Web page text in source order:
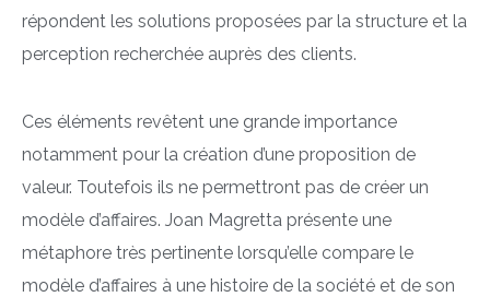
répondent les solutions proposées par la structure et la
perception recherchée auprès des clients.
Ces éléments revêtent une grande importance
notamment pour la création d’une proposition de
valeur. Toutefois ils ne permettront pas de créer un
modèle d’affaires. Joan Magretta présente une
métaphore très pertinente lorsqu’elle compare le
modèle d’affaires à une histoire de la société et de son